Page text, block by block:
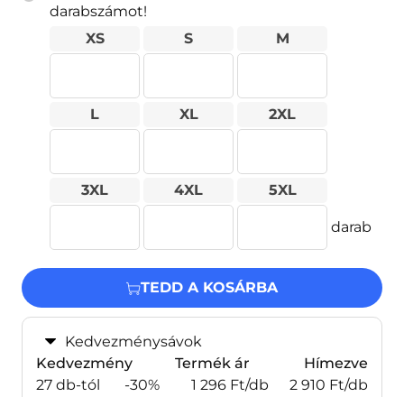
darabszámot!
XS
S M
L XL 2XL
3XL 4XL 5XL
darab
TEDD A KOSÁRBA
Kedvezménysávok
Kedvezmény
Termék ár
Hímezve
27 db-tól
-30% 1 296 Ft/db
2 910 Ft/db